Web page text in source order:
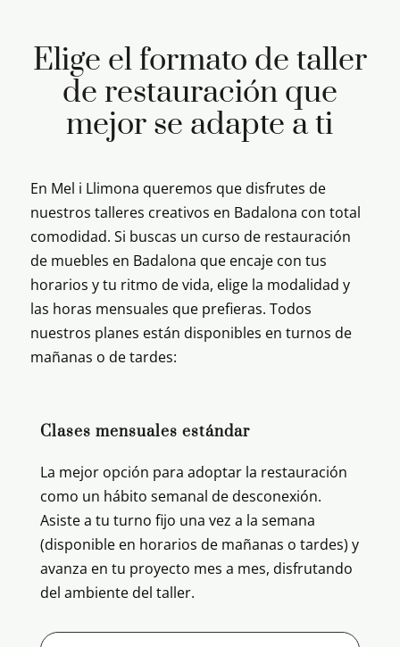
Elige el formato de taller
de restauración que
mejor se adapte a ti
En Mel i Llimona queremos que disfrutes de
nuestros talleres creativos en Badalona con total
comodidad. Si buscas un curso de restauración
de muebles en Badalona que encaje con tus
horarios y tu ritmo de vida, elige la modalidad y
las horas mensuales que prefieras. Todos
nuestros planes están disponibles en turnos de
mañanas o de tardes:
Clases mensuales estándar
La mejor opción para adoptar la restauración
como un hábito semanal de desconexión.
Asiste a tu turno fijo una vez a la semana
(disponible en horarios de mañanas o tardes) y
avanza en tu proyecto mes a mes, disfrutando
del ambiente del taller.